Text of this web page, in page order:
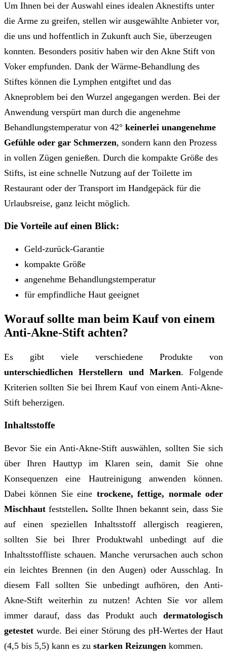
Um Ihnen bei der Auswahl eines idealen Aknestifts unter
die Arme zu greifen, stellen wir ausgewählte Anbieter vor,
die uns und hoffentlich in Zukunft auch Sie, überzeugen
konnten. Besonders positiv haben wir den Akne Stift von
Voker empfunden. Dank der Wärme-Behandlung des
Stiftes können die Lymphen entgiftet und das
Akneproblem bei den Wurzel angegangen werden. Bei der
Anwendung verspürt man durch die angenehme
Behandlungstemperatur von 42° keinerlei unangenehme
Gefühle oder gar Schmerzen, sondern kann den Prozess
in vollen Zügen genießen. Durch die kompakte Größe des
Stifts, ist eine schnelle Nutzung auf der Toilette im
Restaurant oder der Transport im Handgepäck für die
Urlaubsreise, ganz leicht möglich.
Die Vorteile auf einen Blick:
Geld-zurück-Garantie
kompakte Größe
angenehme Behandlungstemperatur
für empfindliche Haut geeignet
Worauf sollte man beim Kauf von einem
Anti-Akne-Stift achten?
Es gibt viele verschiedene Produkte von
unterschiedlichen Herstellern und Marken. Folgende
Kriterien sollten Sie bei Ihrem Kauf von einem Anti-Akne-
Stift beherzigen.
Inhaltsstoffe
Bevor Sie ein Anti-Akne-Stift auswählen, sollten Sie sich
über Ihren Hauttyp im Klaren sein, damit Sie ohne
Konsequenzen eine Hautreinigung anwenden können.
Dabei können Sie eine trockene, fettige, normale oder
Mischhaut feststellen. Sollte Ihnen bekannt sein, dass Sie
auf einen speziellen Inhaltsstoff allergisch reagieren,
sollten Sie bei Ihrer Produktwahl unbedingt auf die
Inhaltsstoffliste schauen. Manche verursachen auch schon
ein leichtes Brennen (in den Augen) oder Ausschlag. In
diesem Fall sollten Sie unbedingt aufhören, den Anti-
Akne-Stift weiterhin zu nutzen! Achten Sie vor allem
immer darauf, dass das Produkt auch dermatologisch
getestet wurde. Bei einer Störung des pH-Wertes der Haut
(4,5 bis 5,5) kann es zu starken Reizungen kommen.